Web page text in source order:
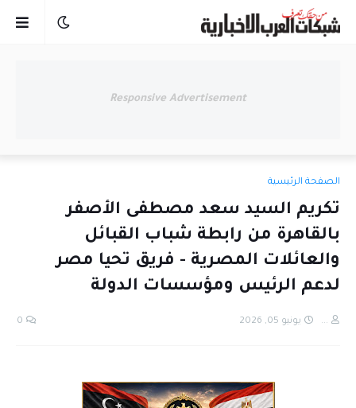
Responsive Advertisement
الصفحة الرئيسية
تكريم السيد سعد مصطفى الأصفر
بالقاهرة من رابطة شباب القبائل
والعائلات المصرية - فريق تحيا مصر
لدعم الرئيس ومؤسسات الدولة
... يونيو 05, 2026 0